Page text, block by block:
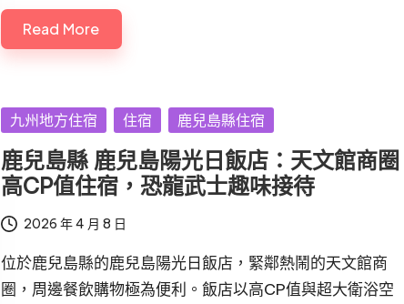
Read More
Posted
in
九州地方住宿 住宿 鹿兒島縣住宿
鹿兒島縣 鹿兒島陽光日飯店：天文館商圈
高CP值住宿，恐龍武士趣味接待
2026 年 4 月 8 日
位於鹿兒島縣的鹿兒島陽光日飯店，緊鄰熱鬧的天文館商
圈，周邊餐飲購物極為便利。飯店以高CP值與超大衛浴空